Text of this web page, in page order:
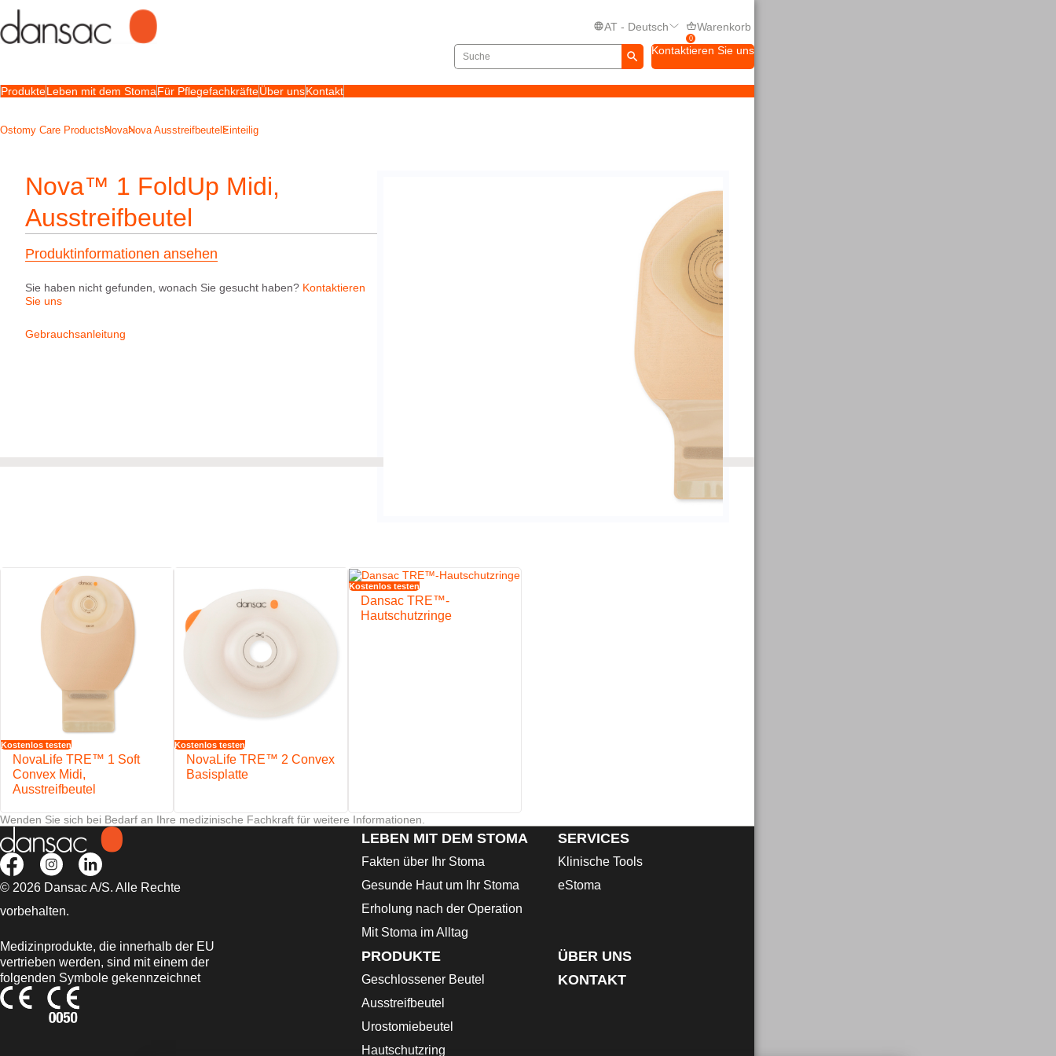
AT - Deutsch
0
Warenkorb
Kontaktieren Sie uns
ProdukteLeben mit dem StomaFür PflegefachkräfteÜber unsKontakt
Ostomy Care ProductsNovaNova Ausstreifbeutel Einteilig
Nova™ 1 FoldUp Midi,
Ausstreifbeutel
Produktinformationen ansehen
Sie haben nicht gefunden, wonach Sie gesucht haben? Kontaktieren
Sie uns
Gebrauchsanleitung
Kostenlos testen
NovaLife TRE™ 1 Soft
Convex Midi,
Ausstreifbeutel
Kostenlos testen
NovaLife TRE™ 2 Convex
Basisplatte
Kostenlos testen
Dansac TRE™-
Hautschutzringe
Wenden Sie sich bei Bedarf an Ihre medizinische Fachkraft für weitere Informationen.
© 2026 Dansac A/S. Alle Rechte
vorbehalten.
Medizinprodukte, die innerhalb der EU
vertrieben werden, sind mit einem der
folgenden Symbole gekennzeichnet
LEBEN MIT DEM STOMA
Fakten über Ihr Stoma
Gesunde Haut um Ihr Stoma
Erholung nach der Operation
Mit Stoma im Alltag
SERVICES
Klinische Tools
eStoma
PRODUKTE
Geschlossener Beutel
Ausstreifbeutel
Urostomiebeutel
Hautschutzring
ÜBER UNS
KONTAKT